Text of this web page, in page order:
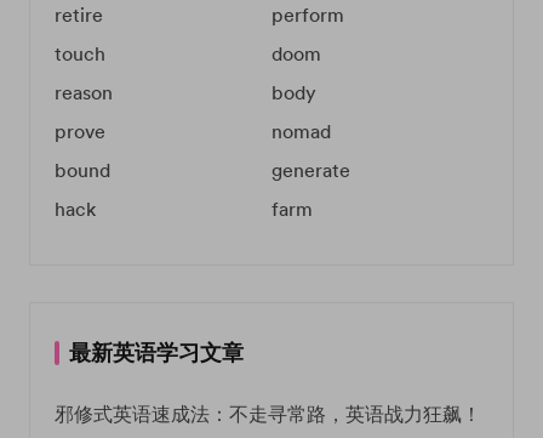
retire
perform
touch
doom
reason
body
prove
nomad
bound
generate
hack
farm
最新英语学习文章
邪修式英语速成法：不走寻常路，英语战力狂飙！